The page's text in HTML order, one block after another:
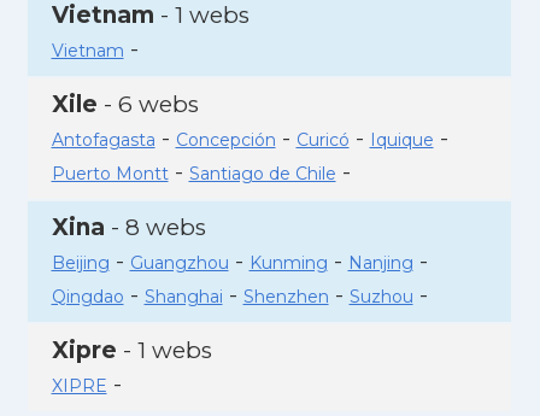
Vietnam - 1 webs
Vietnam -
Xile - 6 webs
Antofagasta - Concepción - Curicó - Iquique -
Puerto Montt- Santiago de Chile -
Xina - 8 webs
Beijing - Guangzhou - Kunming - Nanjing -
Qingdao - Shanghai - Shenzhen - Suzhou -
Xipre - 1 webs
XIPRE -